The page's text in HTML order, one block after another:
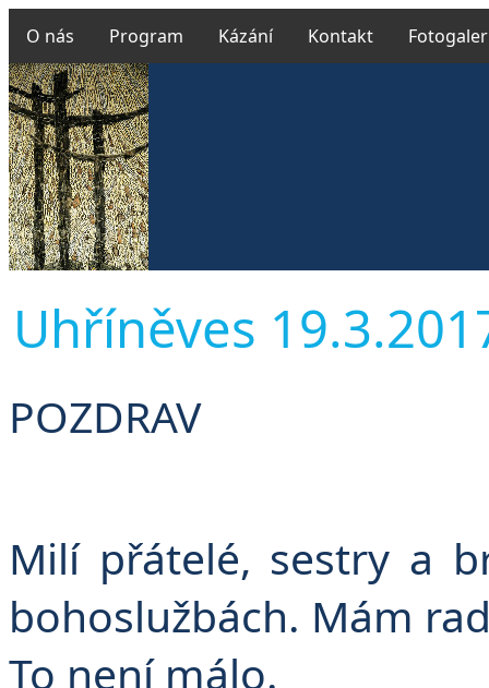
O nás Program Kázání Kontakt
Uhříněves
POZDRAV
Milí přátelé, sestry a
bohoslužbách. Mám
To není málo.